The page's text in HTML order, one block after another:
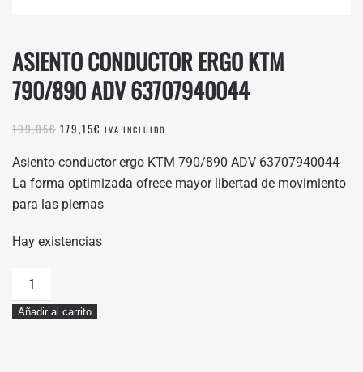
ASIENTO CONDUCTOR ERGO KTM
790/890 ADV 63707940044
199,05€ EL
ORIGINAL
ERA:
199,05€.
179,15€ EL
ACTUAL
ES:
179,15€.
IVA INCLUIDO
Asiento conductor ergo KTM 790/890 ADV 63707940044
La forma optimizada ofrece mayor libertad de movimiento
para las piernas
Hay existencias
ASIENTO
CONDUCTOR
ERGO
Añadir al carrito